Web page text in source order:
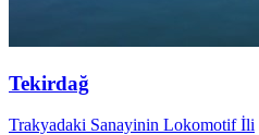
Tekirdağ
Trakyadaki Sanayinin Lokomotif İli